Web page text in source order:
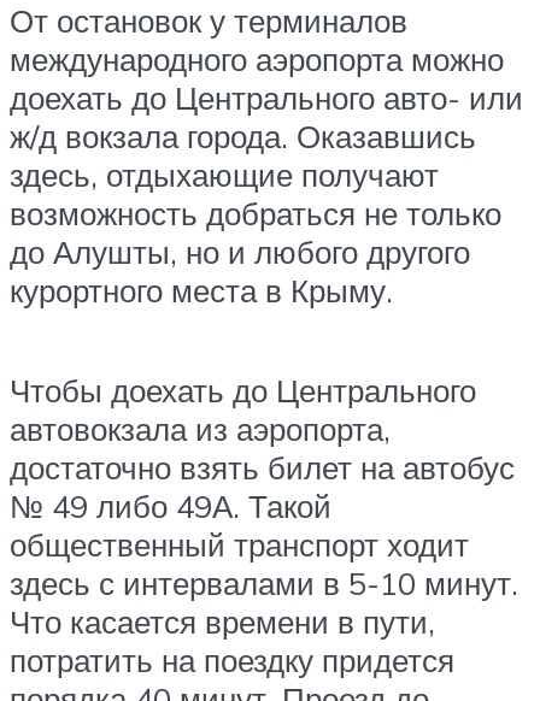
От остановок у терминалов
международного аэропорта можно
доехать до Центрального авто- или
ж/д вокзала города. Оказавшись
здесь, отдыхающие получают
возможность добраться не только
до Алушты, но и любого другого
курортного места в Крыму.
Чтобы доехать до Центрального
автовокзала из аэропорта,
достаточно взять билет на автобус
№ 49 либо 49А. Такой
общественный транспорт ходит
здесь с интервалами в 5-10 минут.
Что касается времени в пути,
потратить на поездку придется